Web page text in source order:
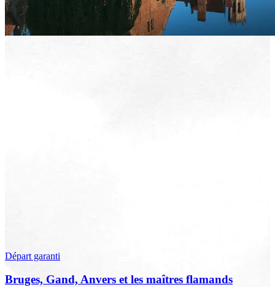
Départ garanti
Bruges, Gand, Anvers et les maîtres flamands